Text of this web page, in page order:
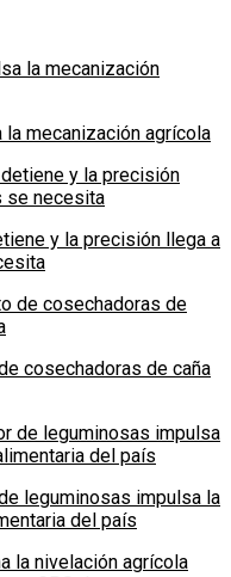
mecanización agrícola
y la precisión llega a
cosechadoras de caña
leguminosas impulsa la
del país